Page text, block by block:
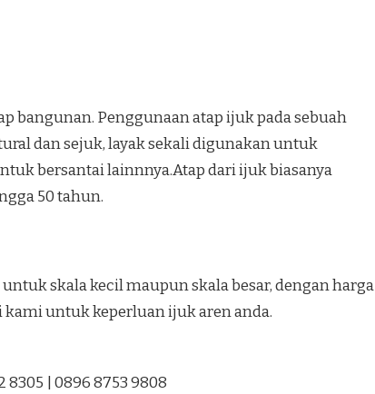
bangunan. Penggunaan atap ijuk pada sebuah
dan sejuk, layak sekali digunakan untuk
bersantai lainnnya.Atap dari ijuk biasanya
50 tahun.
skala kecil maupun skala besar, dengan harga
untuk keperluan ijuk aren anda.
8305 | 0896 8753 9808